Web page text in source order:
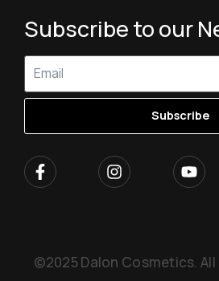
Subscribe to our
Subscribe
©2025 Dalon Cosmetics.